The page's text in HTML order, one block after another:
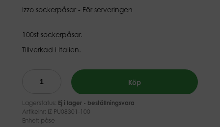
Izzo sockerpåsar - För serveringen
100st sockerpåsar.
Tillverkad i Italien.
Köp
Lagerstatus: Ej i lager - beställningsvara
Artikelnr: IZ PU08301-100
Enhet: påse